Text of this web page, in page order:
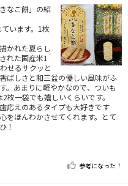
なこ餅」の紹
います。1枚
かれた夏らし
れた国産米1
せるサクッと
ばしさと和三盆の優しい風味がふ
。あまりに軽やかなので、ついも
枚一袋でも嬉しいくらいです。
応えのあるタイプも大好きです
をほんわかさせてくれます。とて
！
参考になった！